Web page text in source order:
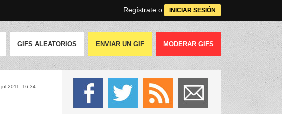
Regístrate o INICIAR SESIÓN
GIFS ALEATORIOS ENVIAR UN GIF MODERAR GIFS
2011, 16:34